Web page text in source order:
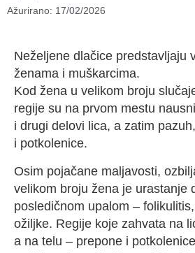
Ažurirano: 17/02/2026
Neželjene dlačice predstavljaju
ženama i muškarcima.
Kod žena u velikom broju
regije su na prvom mestu
i drugi delovi lica, a zatim
i potkolenice.
Osim pojačane maljavosti,
velikom broju žena je urastanje
posledičnom upalom –
ožiljke. Regije koje zahvata na
a na telu – prepone i